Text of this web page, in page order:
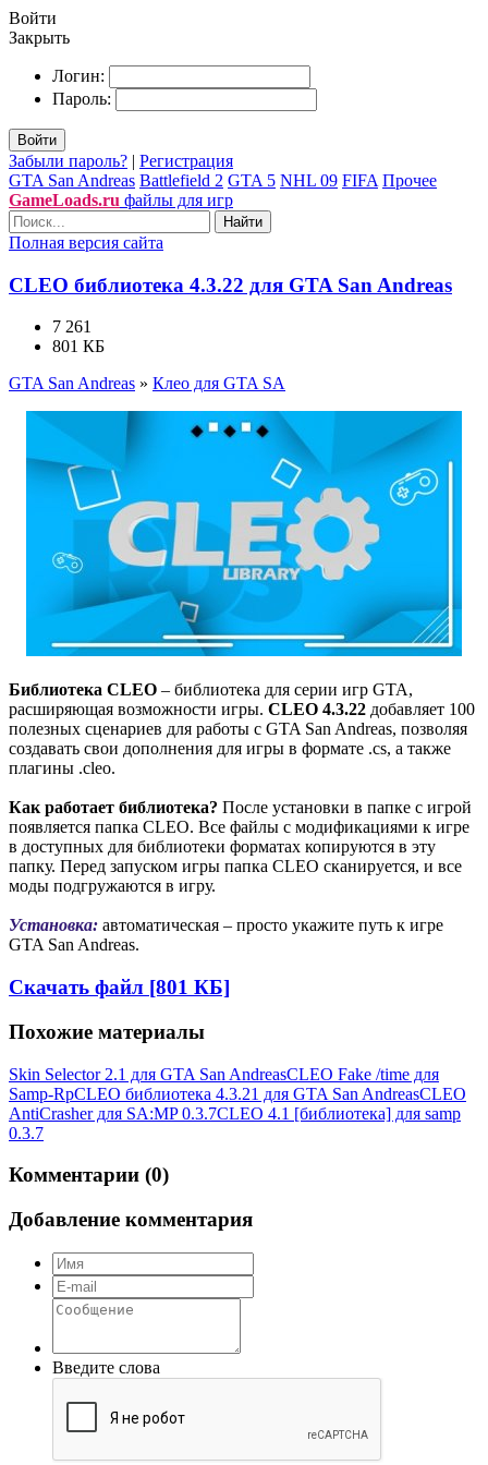
Войти
Закрыть
Логин:
Пароль:
Войти
Забыли пароль? | Регистрация
GTA San Andreas Battlefield 2 GTA 5 NHL 09 FIFA Прочее
GameLoads.ru файлы для игр
Найти
Полная версия сайта
CLEO библиотека 4.3.22 для GTA San Andreas
7 261
801 КБ
GTA San Andreas » Клео для GTA SA
Библиотека CLEO – библиотека для серии игр GTA,
расширяющая возможности игры. CLEO 4.3.22 добавляет 100
полезных сценариев для работы с GTA San Andreas, позволяя
создавать свои дополнения для игры в формате .cs, а также
плагины .cleo.
Как работает библиотека? После установки в папке с игрой
появляется папка CLEO. Все файлы с модификациями к игре
в доступных для библиотеки форматах копируются в эту
папку. Перед запуском игры папка CLEO сканируется, и все
моды подгружаются в игру.
Установка: автоматическая – просто укажите путь к игре
GTA San Andreas.
Скачать файл [801 КБ]
Похожие материалы
Skin Selector 2.1 для GTA San AndreasCLEO Fake /time для
Samp-RpCLEO библиотека 4.3.21 для GTA San AndreasCLEO
AntiCrasher для SA:MP 0.3.7CLEO 4.1 [библиотека] для samp
0.3.7
Комментарии (0)
Добавление комментария
Введите слова